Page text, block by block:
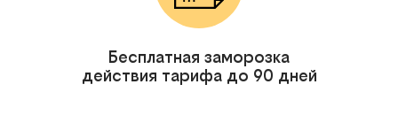
Бесплатная заморозка
действия тарифа до 90 дней